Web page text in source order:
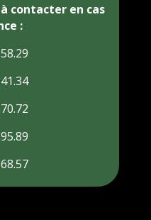
contacter en cas
: